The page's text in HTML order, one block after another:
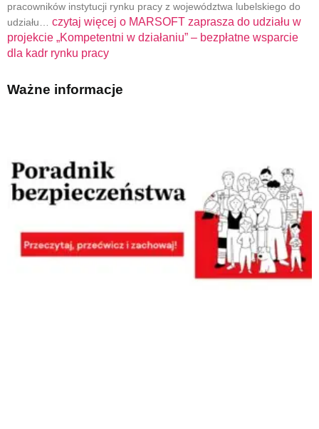
pracowników instytucji rynku pracy z województwa lubelskiego do
udziału… czytaj więcej o MARSOFT zaprasza do udziału w
projekcie „Kompetentni w działaniu” – bezpłatne wsparcie
dla kadr rynku pracy
Ważne informacje